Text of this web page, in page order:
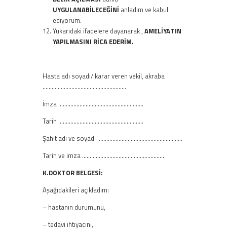
UYGULANABİLECEĞİNİ anladım ve kabul
ediyorum.
Yukarıdaki ifadelere dayanarak , AMELİYATIN
YAPILMASINI RİCA EDERİM.
Hasta adı soyadı/ karar veren vekil, akraba
……………………………………………….
İmza ………………………………………………..
Tarih ………………………………………………..
Şahit adı ve soyadı ………………………………………………..
Tarih ve imza ……………………………………………….
K.DOKTOR BELGESİ:
Aşağıdakileri açıkladım:
– hastanın durumunu,
– tedavi ihtiyacını,